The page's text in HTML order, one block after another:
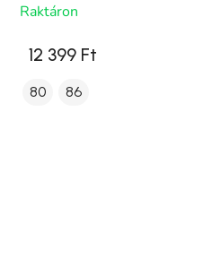
Raktáron
12 399 Ft
80 86